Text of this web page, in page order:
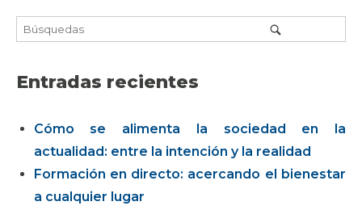
Entradas recientes
Cómo se alimenta la sociedad en la
actualidad: entre la intención y la realidad
Formación en directo: acercando el bienestar
a cualquier lugar